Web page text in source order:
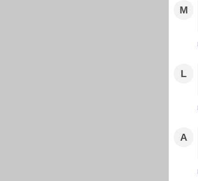
M
L
A